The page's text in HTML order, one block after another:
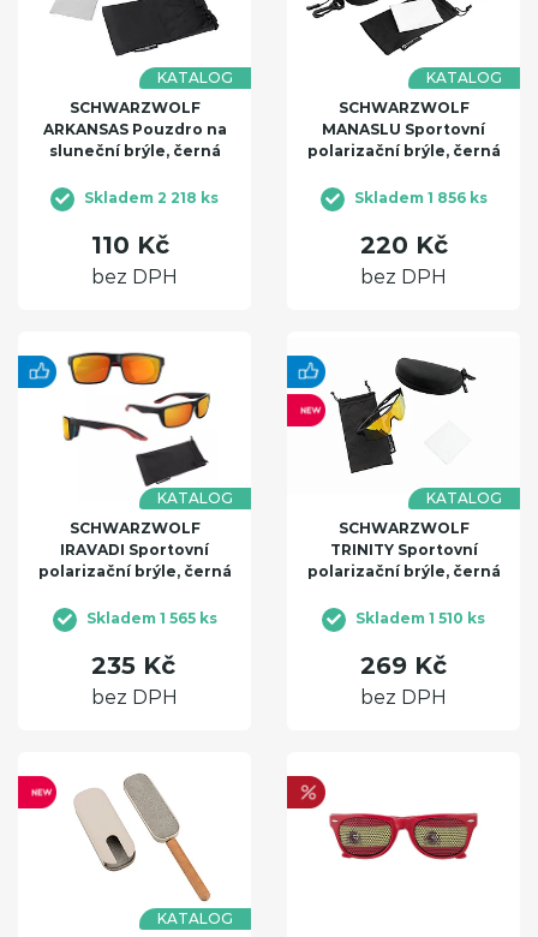
KATALOG
SCHWARZWOLF
ARKANSAS Pouzdro na
sluneční brýle, černá
Skladem 2 218 ks
110 Kč
bez DPH
KATALOG
SCHWARZWOLF
MANASLU Sportovní
polarizační brýle, černá
Skladem 1 856 ks
220 Kč
bez DPH
KATALOG
SCHWARZWOLF
IRAVADI Sportovní
polarizační brýle, černá
Skladem 1 565 ks
235 Kč
bez DPH
KATALOG
SCHWARZWOLF
TRINITY Sportovní
polarizační brýle, černá
Skladem 1 510 ks
269 Kč
bez DPH
KATALOG